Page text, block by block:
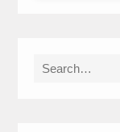
Search